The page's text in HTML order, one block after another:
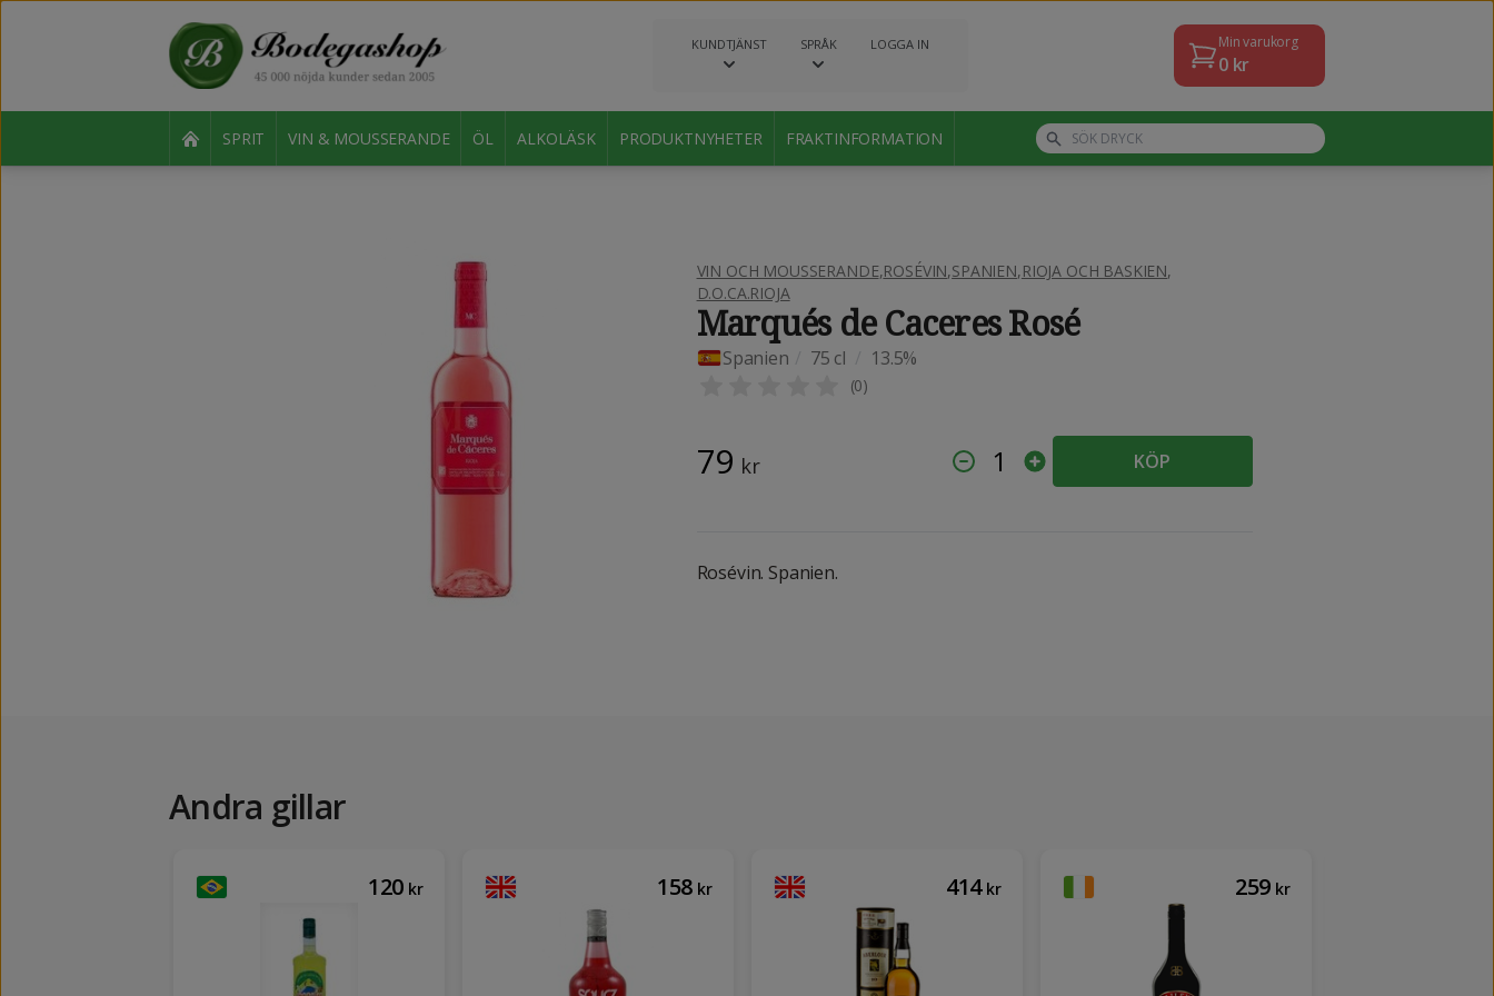
KUNDTJÄNST SPRÅK LOGGA IN Min varukorg
0kr
SPRIT VIN & MOUSSERANDE ÖL ALKOLÄSK PRODUKTNYHETER FRAKTINFORMATION
VIN OCH MOUSSERANDE,ROSÉVIN,SPANIEN,RIOJA OCH BASKIEN,
D.O.CA.RIOJA
Marqués de Caceres Rosé
Spanien 75 cl 13.5%
(0)
79 kr 1 KÖP
Rosévin. Spanien.
Andra gillar
120 kr 158 kr 414 kr 259 kr